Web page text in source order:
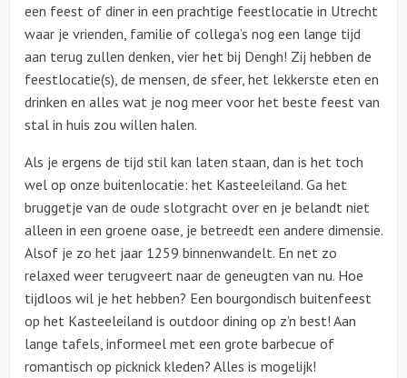
een feest of diner in een prachtige feestlocatie in Utrecht
waar je vrienden, familie of collega’s nog een lange tijd
aan terug zullen denken, vier het bij Dengh! Zij hebben de
feestlocatie(s), de mensen, de sfeer, het lekkerste eten en
drinken en alles wat je nog meer voor het beste feest van
stal in huis zou willen halen.
Als je ergens de tijd stil kan laten staan, dan is het toch
wel op onze buitenlocatie: het Kasteeleiland. Ga het
bruggetje van de oude slotgracht over en je belandt niet
alleen in een groene oase, je betreedt een andere dimensie.
Alsof je zo het jaar 1259 binnenwandelt. En net zo
relaxed weer terugveert naar de geneugten van nu. Hoe
tijdloos wil je het hebben? Een bourgondisch buitenfeest
op het Kasteeleiland is outdoor dining op z’n best! Aan
lange tafels, informeel met een grote barbecue of
romantisch op picknick kleden? Alles is mogelijk!